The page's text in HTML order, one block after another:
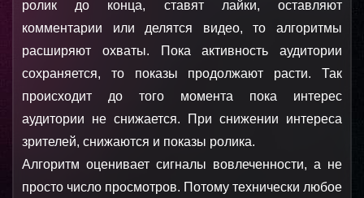
ролик до конца, ставят лайки, оставляют
комментарии или делятся видео, то алгоритмы
расширяют охваты. Пока активность аудитории
сохраняется, то показы продолжают расти. Так
происходит до того момента пока интерес
аудитории не снижается. При снижении интереса
зрителей, снижаются и показы ролика.
Алгоритм оценивает сигналы вовлеченности, а не
просто число просмотров. Потому технически любое